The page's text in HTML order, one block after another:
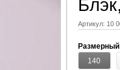
Артикул: 10
140